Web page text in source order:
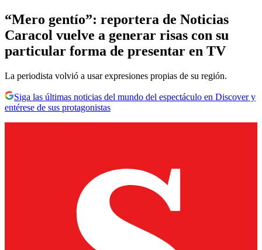
“Mero gentío”: reportera de Noticias
Caracol vuelve a generar risas con su
particular forma de presentar en TV
La periodista volvió a usar expresiones propias de su región.
Siga las últimas noticias del mundo del espectáculo en Discover y
entérese de sus protagonistas